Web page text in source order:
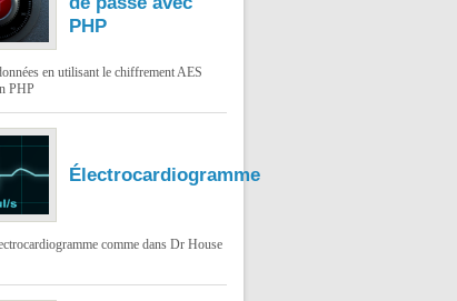
PHP
en utilisant le chiffrement AES
PHP
Électrocardiogramme
comme dans Dr House